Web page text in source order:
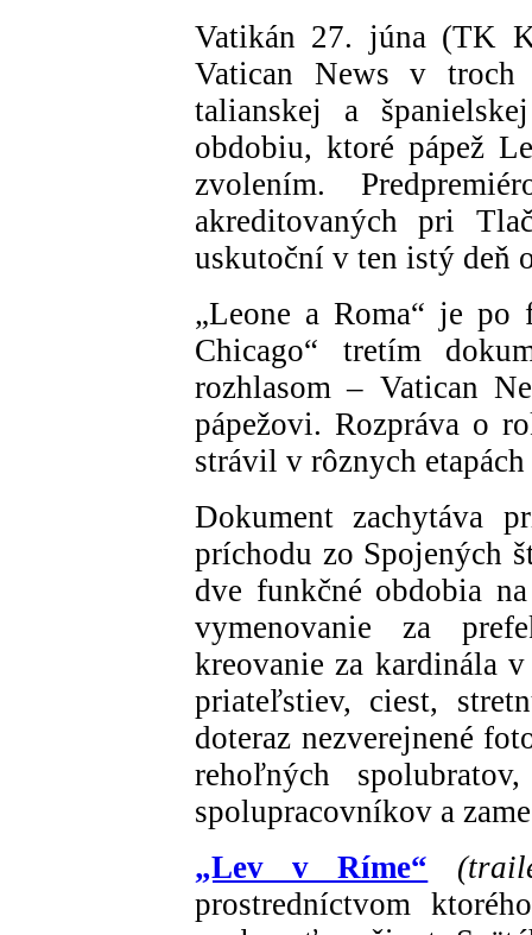
Vatikán 27. júna (TK
Vatican News v troch
talianskej a
obdobiu, ktoré pápež
zvolením.
akreditovaných pri
uskutoční v ten istý deň
„Leone a Roma“ je
Chicago“ tretím
rozhlasom – Vatican
pápežovi. Rozpráva o
strávil v rôznych
Dokument zachytáva
príchodu zo Spojených
dve funkčné obdobia
vymenovanie za
kreovanie za kardinála
priateľstiev, ciest,
doteraz nezverejnené
rehoľných
spolupracovníkov a
„Lev v Ríme“
prostredníctvom